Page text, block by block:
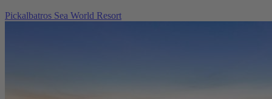
Pickalbatros Sea World Resort